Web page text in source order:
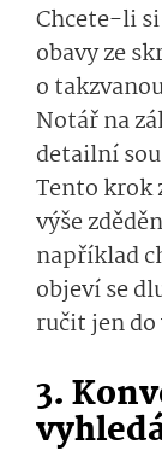
Chcete-li
obavy ze
o
Notář na
detailní
Tento krok
výše
například
objeví se
ručit jen
3.